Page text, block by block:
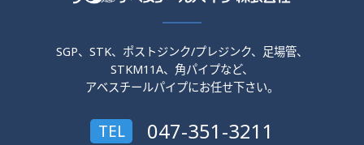
SGP、STK、ポストジンク/プレジンク、足場管、
STKM11A、角パイプなど、
アベスチールパイプにお任せ下さい。
TEL 047-351-3211